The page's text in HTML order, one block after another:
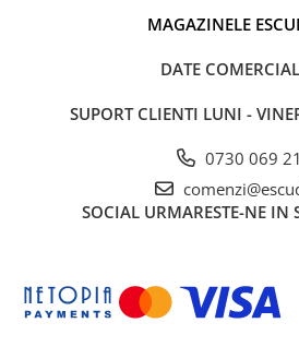
MAGAZINELE
DATE
SUPORT CLIENTI LUNI -
0730 069
SOCIAL URMARESTE-NE IN